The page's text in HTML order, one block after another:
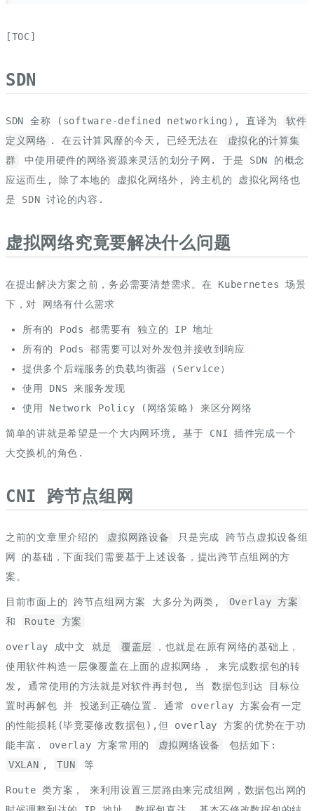
[TOC]
SDN
SDN 全称 (software-defined networking), 直译为
软件
定义网络 . 在云计算风靡的今天, 已经无法在
虚拟化的计算集
群
中使用硬件的网络资源来灵活的划分子网. 于是 SDN 的概念
应运而生, 除了本地的 虚拟化网络外, 跨主机的 虚拟化网络也
是 SDN 讨论的内容.
虚拟网络究竟要解决什么问题
在提出解决方案之前，务必需要清楚需求。在 Kubernetes 场景
下，对 网络有什么需求
所有的 Pods 都需要有 独立的 IP 地址
所有的 Pods 都需要可以对外发包并接收到响应
提供多个后端服务的负载均衡器（Service）
使用 DNS 来服务发现
使用 Network Policy (网络策略) 来区分网络
简单的讲就是希望是一个大内网环境, 基于 CNI 插件完成一个
大交换机的角色.
CNI 跨节点组网
之前的文章里介绍的 虚拟网路设备
只是完成 跨节点虚拟设备组
网 的基础，下面我们需要基于上述设备，提出跨节点组网的方
案。
目前市面上的 跨节点组网方案 大多分为两类,
Overlay 方案
和
Route 方案
overlay 成中文 就是 覆盖层
，也就是在原有网络的基础上，
使用软件构造一层像覆盖在上面的虚拟网络， 来完成数据包的转
发, 通常使用的方法就是对软件再封包, 当 数据包到达 目标位
置时再解包 并 投递到正确位置. 通常 overlay 方案会有一定
的性能损耗(毕竟要修改数据包),但 overlay 方案的优势在于功
能丰富. overlay 方案常用的
虚拟网络设备
包括如下:
VXLAN , TUN 等
Route 类方案， 来利用设置三层路由来完成组网，数据包出网的